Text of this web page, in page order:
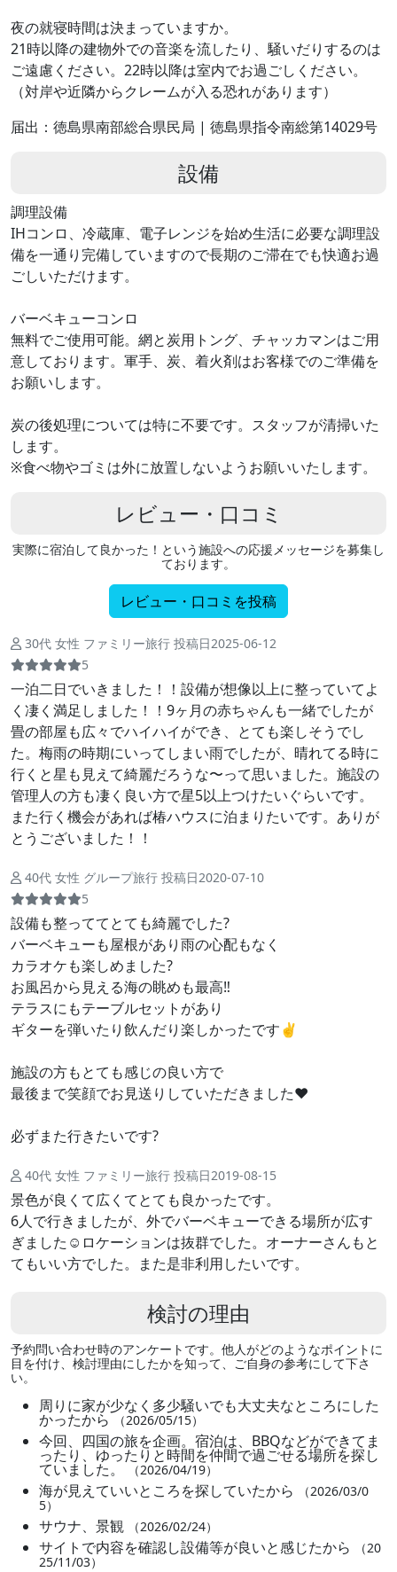
夜の就寝時間は決まっていますか。
21時以降の建物外での音楽を流したり、騒いだりするのは
ご遠慮ください。22時以降は室内でお過ごしください。
（対岸や近隣からクレームが入る恐れがあります）
届出：徳島県南部総合県民局 | 徳島県指令南総第14029号
設備
調理設備
IHコンロ、冷蔵庫、電子レンジを始め生活に必要な調理設
備を一通り完備していますので長期のご滞在でも快適お過
ごしいただけます。
バーベキューコンロ
無料でご使用可能。網と炭用トング、チャッカマンはご用
意しております。軍手、炭、着火剤はお客様でのご準備を
お願いします。
炭の後処理については特に不要です。スタッフが清掃いた
します。
※食べ物やゴミは外に放置しないようお願いいたします。
レビュー・口コミ
実際に宿泊して良かった！という施設への応援メッセージを募集し
ております。
レビュー・口コミを投稿
30代 女性 ファミリー旅行 投稿日2025-06-12
5
一泊二日でいきました！！設備が想像以上に整っていてよ
く凄く満足しました！！9ヶ月の赤ちゃんも一緒でしたが
畳の部屋も広々でハイハイができ、とても楽しそうでし
た。梅雨の時期にいってしまい雨でしたが、晴れてる時に
行くと星も見えて綺麗だろうな〜って思いました。施設の
管理人の方も凄く良い方で星5以上つけたいぐらいです。
また行く機会があれば椿ハウスに泊まりたいです。ありが
とうございました！！
40代 女性 グループ旅行 投稿日2020-07-10
5
設備も整っててとても綺麗でした?
バーベキューも屋根があり雨の心配もなく
カラオケも楽しめました?
お風呂から見える海の眺めも最高‼️
テラスにもテーブルセットがあり
ギターを弾いたり飲んだり楽しかったです✌️
施設の方もとても感じの良い方で
最後まで笑顔でお見送りしていただきました❤️
必ずまた行きたいです?
40代 女性 ファミリー旅行 投稿日2019-08-15
景色が良くて広くてとても良かったです。
6人で行きましたが、外でバーベキューできる場所が広す
ぎました☺️ロケーションは抜群でした。オーナーさんもと
てもいい方でした。また是非利用したいです。
検討の理由
予約問い合わせ時のアンケートです。他人がどのようなポイントに
目を付け、検討理由にしたかを知って、ご自身の参考にして下さ
い。
周りに家が少なく多少騒いでも大丈夫なところにした
かったから （2026/05/15）
今回、四国の旅を企画。宿泊は、BBQなどができてま
ったり、ゆったりと時間を仲間で過ごせる場所を探し
ていました。 （2026/04/19）
海が見えていいところを探していたから
（2026/03/0
5）
サウナ、景観 （2026/02/24）
サイトで内容を確認し設備等が良いと感じたから
（20
25/11/03）